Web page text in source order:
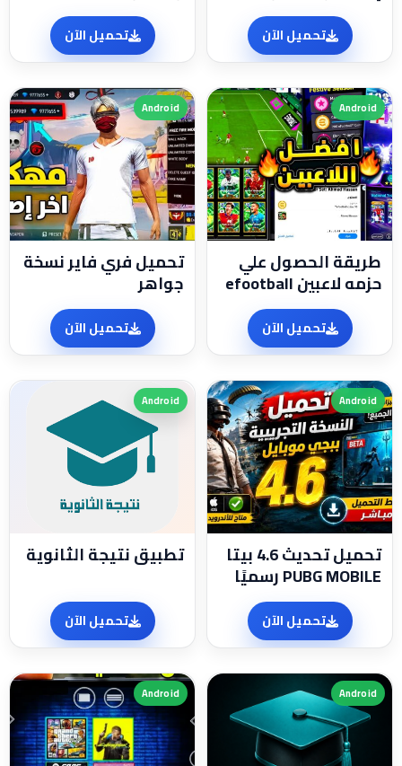
تحميل الآن تحميل الآن
Android
طريقة الحصول علي
حزمه لاعبين efootball
تحميل الآن
Android
تحميل فري فاير نسخة
جواهر
تحميل الآن
Android
تحميل تحديث 4.6 بيتا
PUBG MOBILE رسميًا
تحميل الآن
Android
تطبيق نتيجة الثانوية
تحميل الآن
Android
Android